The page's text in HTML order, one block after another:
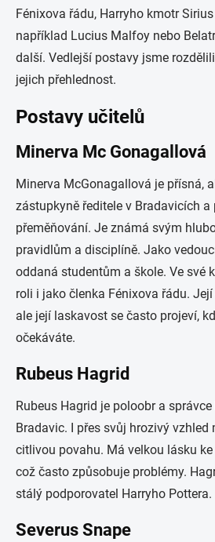
Fénixova řádu, Harryho kmotr
například Lucius Malfoy nebo
další. Vedlejší postavy jsme
jejich přehlednost.
Postavy učitelů
Minerva Mc Gonagallová
Minerva McGonagallová je přísná,
zástupkyně ředitele v Bradavicích a
přeměňování. Je známá svým
pravidlům a disciplíně. Jako
oddaná studentům a škole. Ve své
roli i jako členka Fénixova řádu.
ale její laskavost se často projeví,
očekáváte.
Rubeus Hagrid
Rubeus Hagrid je poloobr a
Bradavic. I přes svůj hrozivý vzhled
citlivou povahu. Má velkou lásku
což často způsobuje problémy.
stálý podporovatel Harryho Pottera.
Severus Snape